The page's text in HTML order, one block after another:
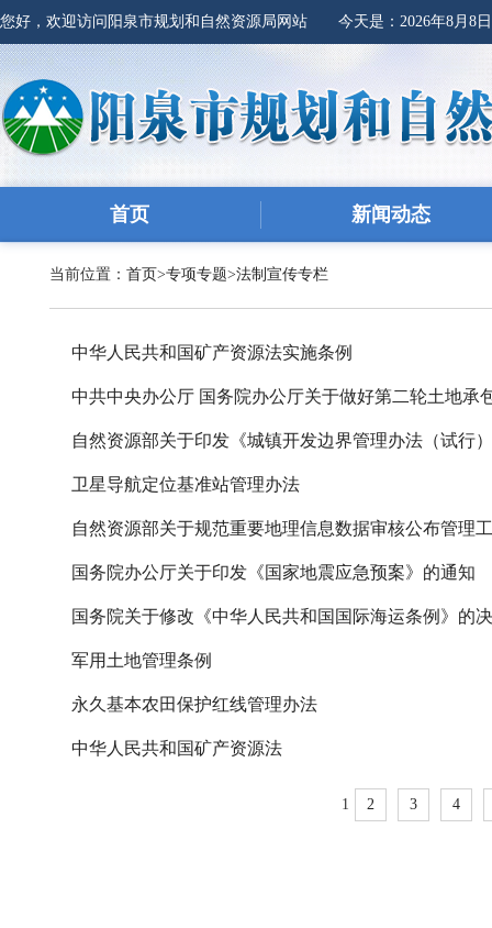
您好，欢迎访问阳泉市规划和自然资源局网站 今天是： 2026年8月8
首页 新闻动态
当前位置： 首页>专项专题>法制宣传专栏
中华人民共和国矿产资源法实施条例
中共中央办公厅 国务院办公厅关于做好第二轮土地承
自然资源部关于印发《城镇开发边界管理办法（试行
卫星导航定位基准站管理办法
自然资源部关于规范重要地理信息数据审核公布管理
国务院办公厅关于印发《国家地震应急预案》的通知
国务院关于修改《中华人民共和国国际海运条例》的
军用土地管理条例
永久基本农田保护红线管理办法
中华人民共和国矿产资源法
1 2 3 4